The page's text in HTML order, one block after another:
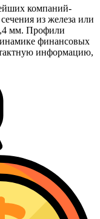
компаний-
из железа или
мм. Профили
финансовых
информацию,